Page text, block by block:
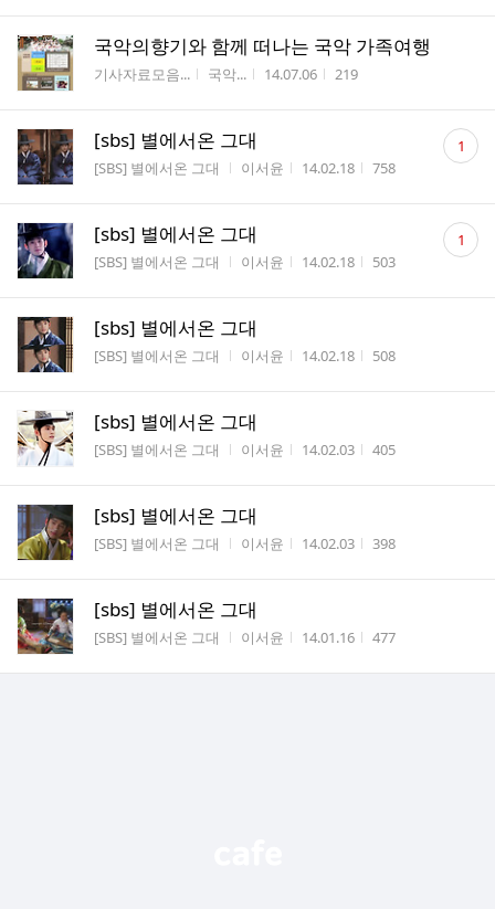
국악의향기와 함께 떠나는 국악 가족여행
게시판명
기사자료모음... 작성자
국악... 작성시간
14.07.06 조회수
219
[sbs] 별에서온 그대
게시판명
[SBS] 별에서온 그대 작성자
이서윤 작성시간
14.02.18 조회수
758
댓
글 1
[sbs] 별에서온 그대
게시판명
[SBS] 별에서온 그대 작성자
이서윤 작성시간
14.02.18 조회수
503
댓
글 1
[sbs] 별에서온 그대
게시판명
[SBS] 별에서온 그대 작성자
이서윤 작성시간
14.02.18 조회수
508
[sbs] 별에서온 그대
게시판명
[SBS] 별에서온 그대 작성자
이서윤 작성시간
14.02.03 조회수
405
[sbs] 별에서온 그대
게시판명
[SBS] 별에서온 그대 작성자
이서윤 작성시간
14.02.03 조회수
398
[sbs] 별에서온 그대
게시판명
[SBS] 별에서온 그대 작성자
이서윤 작성시간
14.01.16 조회수
477